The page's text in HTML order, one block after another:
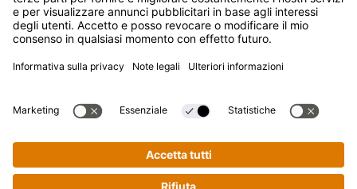
Kikkoman è un marchio registrato della Kikkoman
Corporation, Giappone.
Theodorstraße 180, 40472 Düsseldorf, Germany
Iscritta al registro del commercio del tribunale
Impostazioni sulla privacy
Note legali
Protezione dei dati